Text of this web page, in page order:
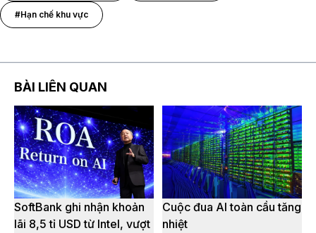
#Hạn chế khu vực
BÀI LIÊN QUAN
SoftBank ghi nhận khoản
lãi 8,5 tỉ USD từ Intel, vượt
Cuộc đua AI toàn cầu tăng
nhiệt